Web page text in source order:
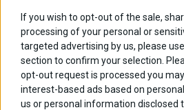
If you wish to opt-out of the sale,
processing of your personal or
targeted advertising by us, please
section to confirm your selection.
opt-out request is processed you
interest-based ads based on
us or personal information disclosed
Εύη Φραγκάκη
Η αληθινή παιδεία ξεκινά
Σταματίνα Σταματάκου
Η βία κατά των ζώων δεν